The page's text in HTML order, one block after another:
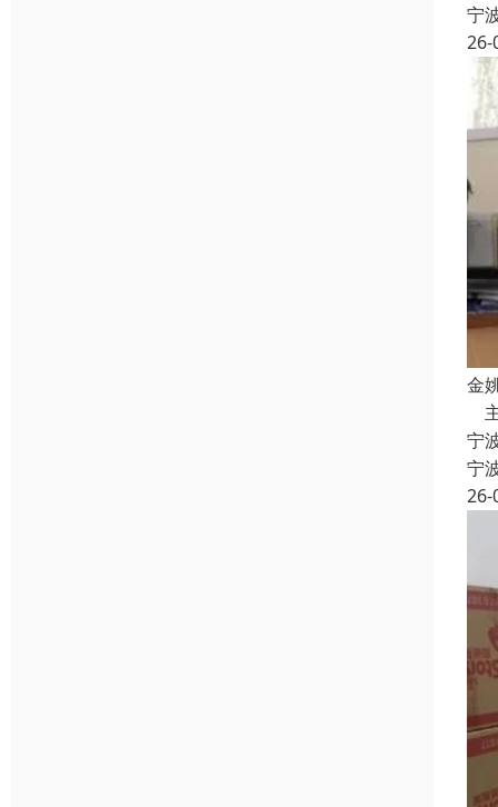
宁
26-
金
宁
宁
26-